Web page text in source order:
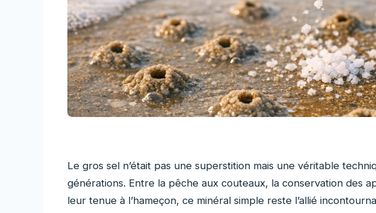
Le gros sel n’était pas une superstition mais une véritable
générations. Entre la pêche aux couteaux, la conservation des
leur tenue à l’hameçon, ce minéral simple reste l’allié